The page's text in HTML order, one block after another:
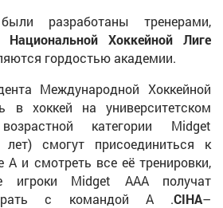
разработаны тренерами,
Национальной Хоккейной Лиге
гордостью академии.
Международной Хоккейной
в хоккей на университетском
категории Midget
смогут присоединиться к
и смотреть все её тренировки,
Midget AAA получат
с командой А .CIHA–